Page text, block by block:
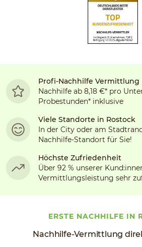
Profi-Nachhilfe Vermittlung
Nachhilfe ab 8,18 €* pro
Probestunden* inklusive
Viele Standorte in Rostock
In der City oder am
Nachhilfe-Standort für Sie!
Höchste Zufriedenheit
Über 92 % unserer
Vermittlungsleistung sehr
ERSTE NACHHILFE IN
Nachhilfe-Vermittlung